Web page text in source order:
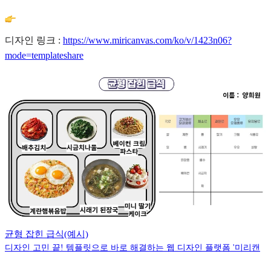
디자인 링크 : https://www.miricanvas.com/ko/v/1423n06?
mode=templateshare
균형 잡힌 급식(예시)
디자인 고민 끝! 템플릿으로 바로 해결하는 웹 디자인 플랫폼 '미리캔